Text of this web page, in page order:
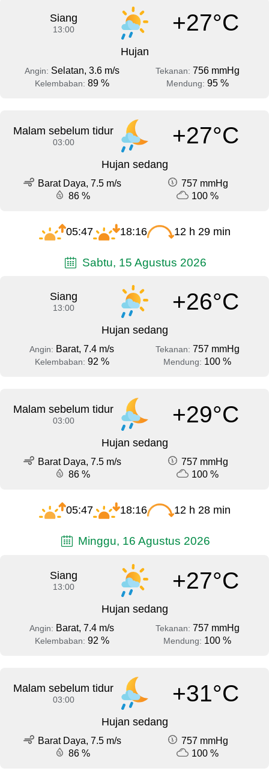
Siang
13:00 +27°C
Hujan
Angin: Selatan, 3.6 m/s Tekanan: 756 mmHg
Kelembaban: 89 % Mendung: 95 %
Malam sebelum tidur
03:00 +27°C
Hujan sedang
Barat Daya, 7.5 m/s
757 mmHg
86 %
100 %
05:47 18:16 12 h 29 min
Sabtu, 15 Agustus 2026
Siang
13:00 +26°C
Hujan sedang
Angin: Barat, 7.4 m/s Tekanan: 757 mmHg
Kelembaban: 92 % Mendung: 100 %
Malam sebelum tidur
03:00 +29°C
Hujan sedang
Barat Daya, 7.5 m/s
757 mmHg
86 %
100 %
05:47 18:16 12 h 28 min
Minggu, 16 Agustus 2026
Siang
13:00 +27°C
Hujan sedang
Angin: Barat, 7.4 m/s Tekanan: 757 mmHg
Kelembaban: 92 % Mendung: 100 %
Malam sebelum tidur
03:00 +31°C
Hujan sedang
Barat Daya, 7.5 m/s
757 mmHg
86 %
100 %